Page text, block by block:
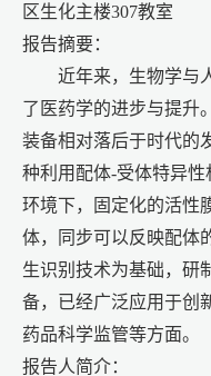
区生化主楼307教室
报告摘要：
近年来，生物学与
了医药学的进步与提升
装备相对落后于时代的
种利用配体-受体特异
环境下，固定化的活性
体，同步可以反映配体
生识别技术为基础，研
备，已经广泛应用于创
药品科学监管等方面。
报告人简介：